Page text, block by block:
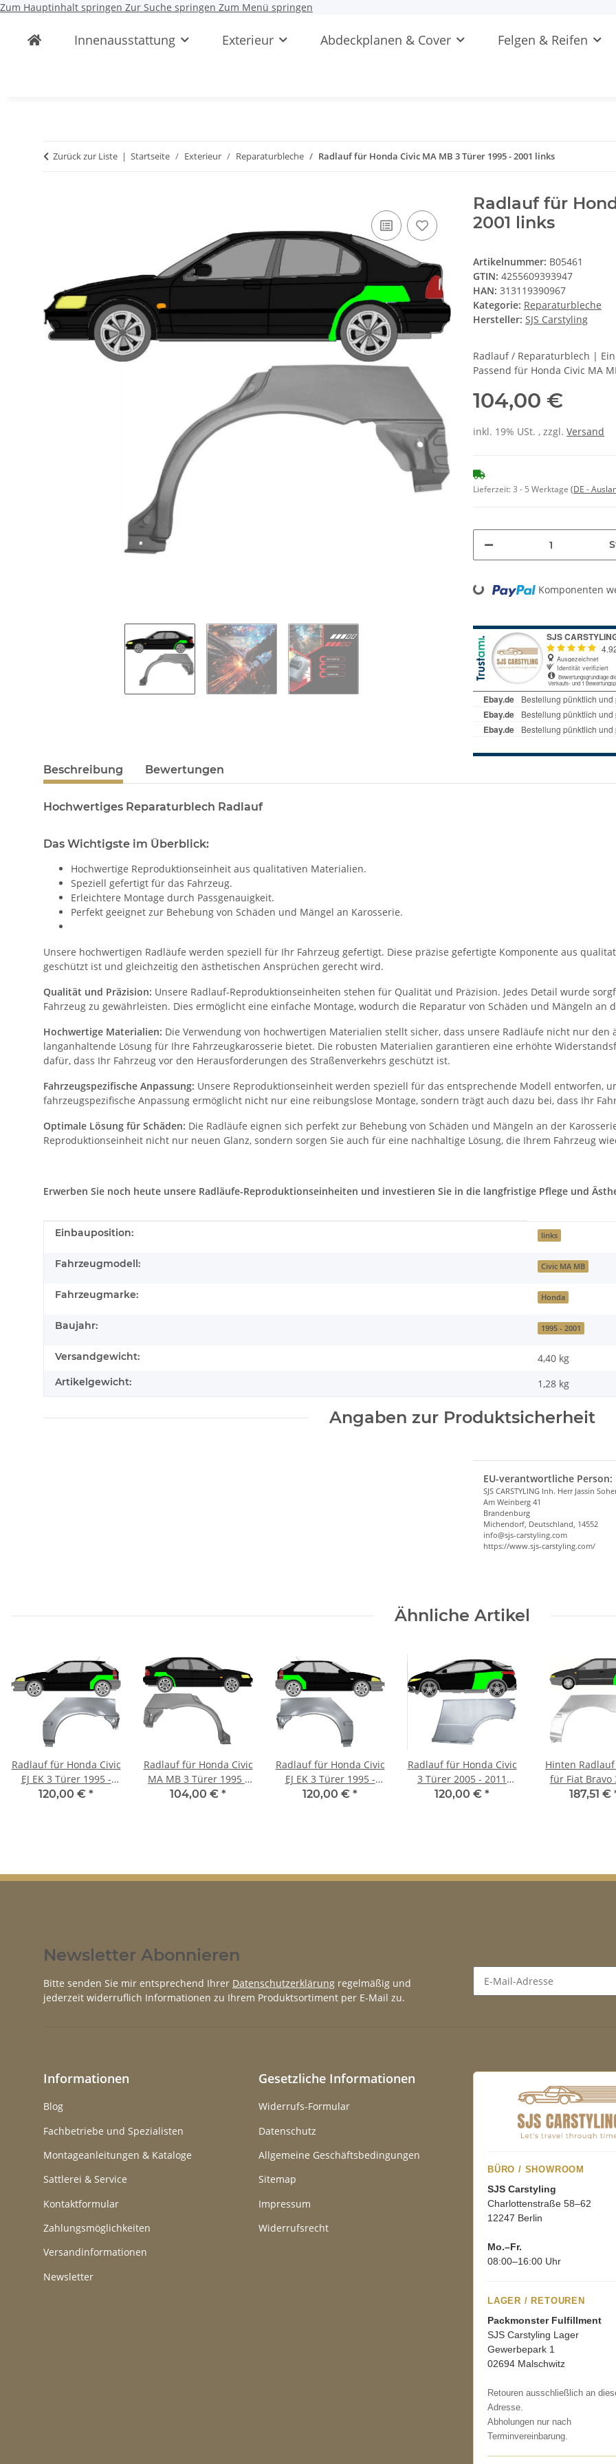
Zum Hauptinhalt springen Zur Suche springen Zum Menü springen
Innenausstattung Exterieur Abdeckplanen & Cover Felgen & Reifen
Zurück zur Liste Startseite Exterieur Reparaturbleche Radlauf für Honda Civic MA MB 3 Türer 1995 - 2001 links
Radlauf für
2001 links
Artikelnummer: B05461
GTIN: 4255609393947
HAN: 313119390967
Kategorie: Reparaturbleche
Hersteller: SJS Carstyling
Radlauf / Reparaturblech |
Passend für Honda Civic MA
104,00 €
inkl. 19% USt. , zzgl. Versand
Lieferzeit:3 - 5 Werktage (DE -
Loading... Komponenten
Beschreibung Bewertungen
Hochwertiges Reparaturblech Radlauf
Das Wichtigste im Überblick:
Hochwertige Reproduktionseinheit aus qualitativen Materialien.
Speziell gefertigt für das Fahrzeug.
Erleichtere Montage durch Passgenauigkeit.
Perfekt geeignet zur Behebung von Schäden und Mängel an Karosserie.
Unsere hochwertigen Radläufe werden speziell für Ihr Fahrzeug gefertigt. Diese präzise gefertigte Komponente aus
geschützt ist und gleichzeitig den ästhetischen Ansprüchen gerecht wird.
Qualität und Präzision: Unsere Radlauf-Reproduktionseinheiten stehen für Qualität und Präzision. Jedes Detail wurde
Fahrzeug zu gewährleisten. Dies ermöglicht eine einfache Montage, wodurch die Reparatur von Schäden und Mängeln an
Hochwertige Materialien: Die Verwendung von hochwertigen Materialien stellt sicher, dass unsere Radläufe nicht nur
langanhaltende Lösung für Ihre Fahrzeugkarosserie bietet. Die robusten Materialien garantieren eine erhöhte
dafür, dass Ihr Fahrzeug vor den Herausforderungen des Straßenverkehrs geschützt ist.
Fahrzeugspezifische Anpassung: Unsere Reproduktionseinheit werden speziell für das entsprechende Modell entworfen,
fahrzeugspezifische Anpassung ermöglicht nicht nur eine reibungslose Montage, sondern trägt auch dazu bei, dass Ihr
Optimale Lösung für Schäden: Die Radläufe eignen sich perfekt zur Behebung von Schäden und Mängeln an der
Reproduktionseinheit nicht nur neuen Glanz, sondern sorgen Sie auch für eine nachhaltige Lösung, die Ihrem Fahrzeug
Erwerben Sie noch heute unsere Radläufe-Reproduktionseinheiten und investieren Sie in die langfristige Pflege und
Produkteigenschaft
Wert
Einbauposition: links
Fahrzeugmodell: Civic MA MB
Fahrzeugmarke: Honda
Baujahr: 1995 - 2001
Versandgewicht: 4,40 kg
Artikelgewicht: 1,28 kg
Angaben zur Produktsicherheit
EU-verantwortliche Person:
SJS CARSTYLING Inh. Herr Jassin
Am Weinberg 41
Brandenburg
Michendorf, Deutschland, 14552
info@sjs-carstyling.com
https://www.sjs-carstyling.com/
Ähnliche Artikel
Radlauf für Honda Civic
EJ EK 3 Türer 1995 -
2001 links
120,00 € *
Radlauf für Honda Civic
MA MB 3 Türer 1995 -
2001 rechts
104,00 € *
Radlauf für Honda Civic
EJ EK 3 Türer 1995 -
2001 rechts
120,00 € *
Radlauf für Honda Civic
3 Türer 2005 - 2011
links
120,00 € *
Hinten
für Fiat Bravo
1995 - 2001
187,51 €
Newsletter Abonnieren
Bitte senden Sie mir entsprechend Ihrer Datenschutzerklärung regelmäßig und
jederzeit widerruflich Informationen zu Ihrem Produktsortiment per E-Mail zu.
Informationen
Blog
Fachbetriebe und Spezialisten
Montageanleitungen & Kataloge
Sattlerei & Service
Kontaktformular
Zahlungsmöglichkeiten
Versandinformationen
Newsletter
Gesetzliche Informationen
Widerrufs-Formular
Datenschutz
Allgemeine Geschäftsbedingungen
Sitemap
Impressum
Widerrufsrecht
BÜRO / SHOWROOM
SJS Carstyling
Charlottenstraße 58–62
12247 Berlin
Mo.–Fr.
08:00–16:00 Uhr
LAGER / RETOUREN
Packmonster Fulfillment
SJS Carstyling Lager
Gewerbepark 1
02694 Malschwitz
Retouren ausschließlich an
Adresse.
Abholungen nur nach
Terminvereinbarung.